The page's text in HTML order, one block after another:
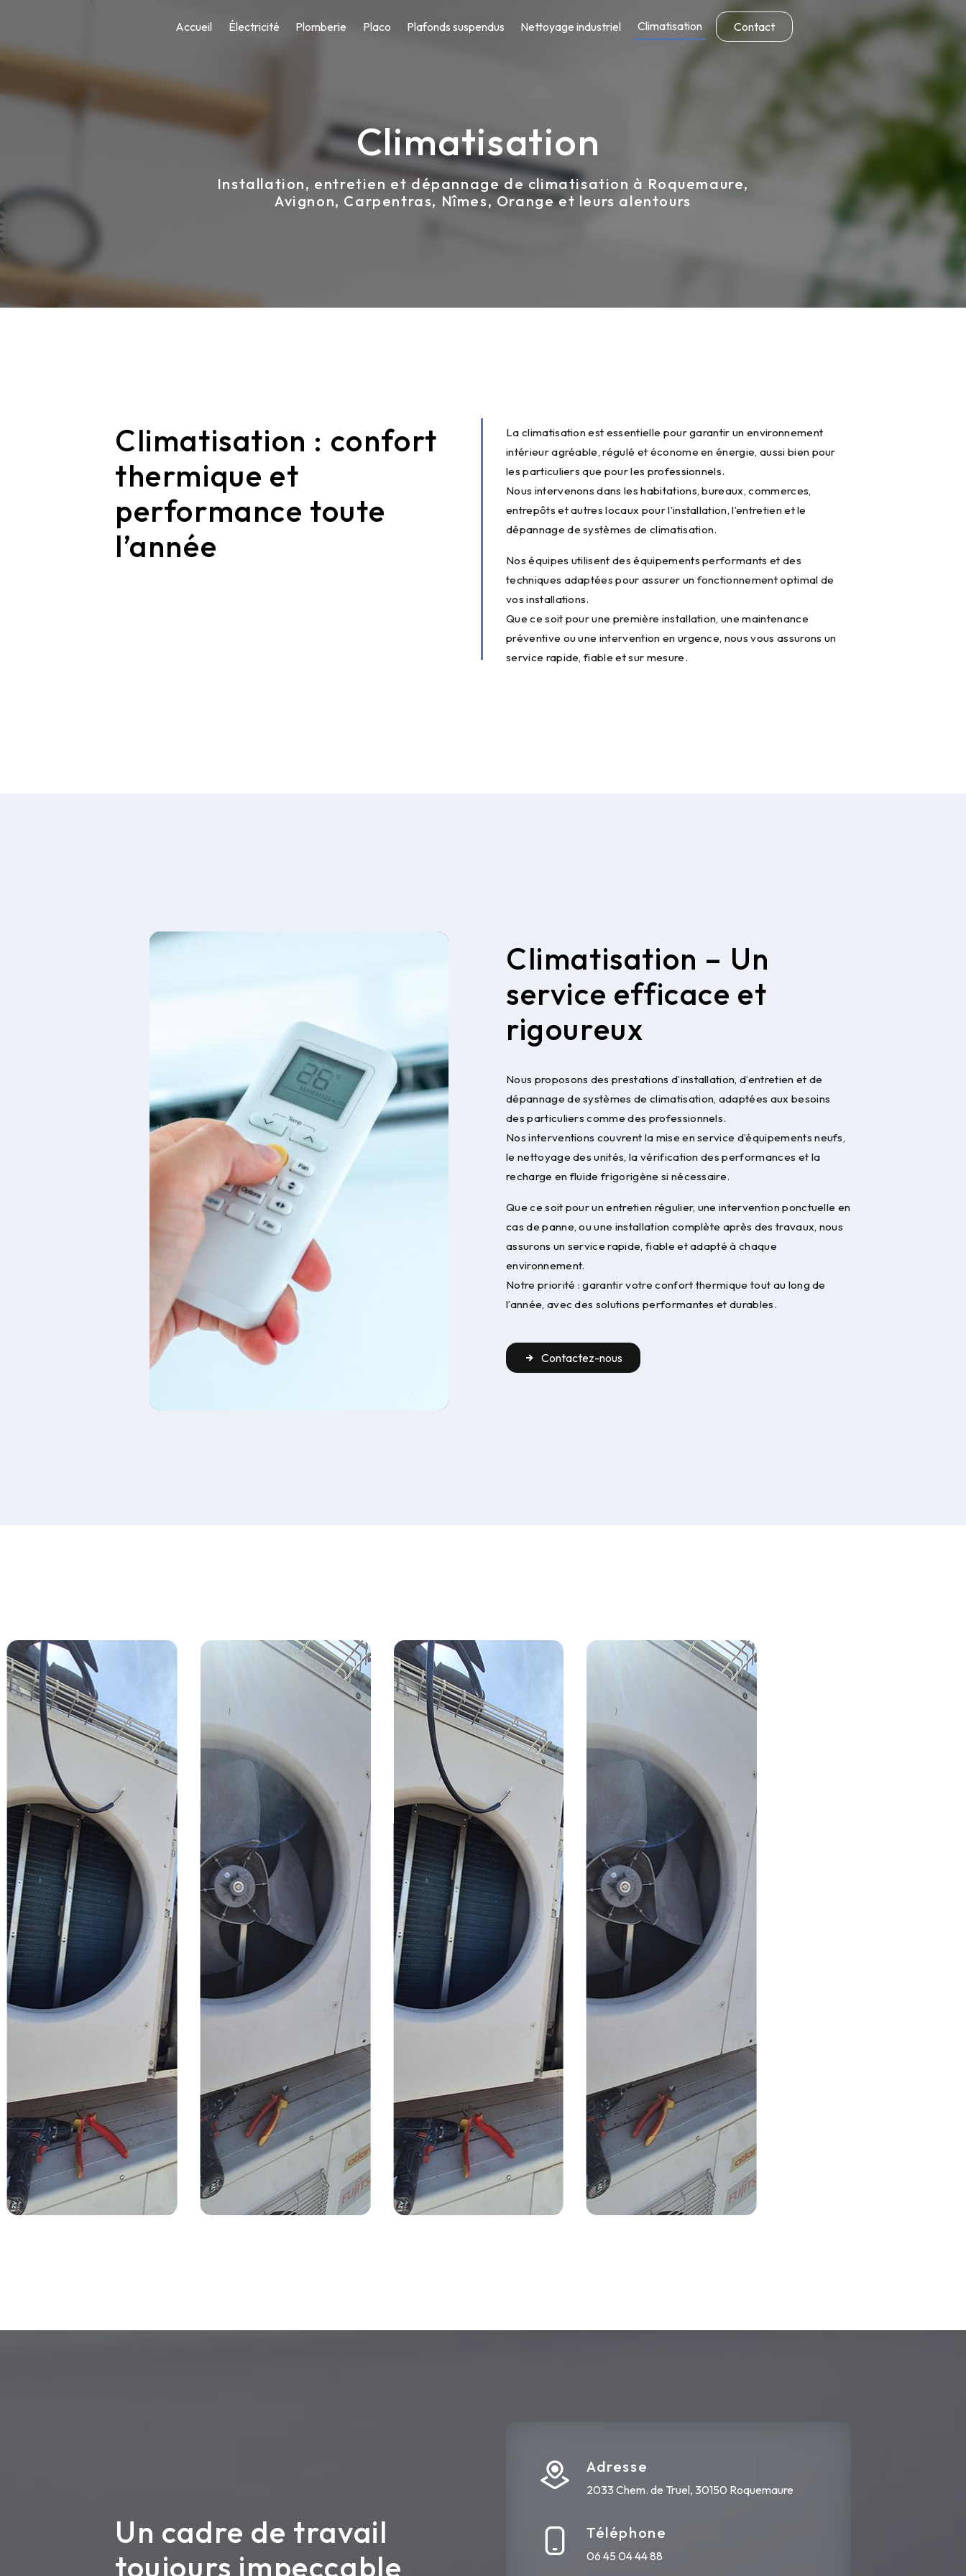
Accueil Électricité Plomberie Placo Plafonds suspendus Nettoyage industriel Climatisation Contact
Climatisation
Installation, entretien et dépannage de climatisation à Roquemaure,
Avignon, Carpentras, Nîmes, Orange et leurs alentours
Climatisation : confort
thermique et
performance toute
l’année
La climatisation est essentielle pour garantir un environnement
intérieur agréable, régulé et économe en énergie, aussi bien pour
les particuliers que pour les professionnels.
Nous intervenons dans les habitations, bureaux, commerces,
entrepôts et autres locaux pour l’installation, l’entretien et le
dépannage de systèmes de climatisation.
Nos équipes utilisent des équipements performants et des
techniques adaptées pour assurer un fonctionnement optimal de
vos installations.
Que ce soit pour une première installation, une maintenance
préventive ou une intervention en urgence, nous vous assurons un
service rapide, fiable et sur mesure.
Climatisation – Un
service efficace et
rigoureux
Nous proposons des prestations d’installation, d’entretien et de
dépannage de systèmes de climatisation, adaptées aux besoins
des particuliers comme des professionnels.
Nos interventions couvrent la mise en service d’équipements neufs,
le nettoyage des unités, la vérification des performances et la
recharge en fluide frigorigène si nécessaire.
Que ce soit pour un entretien régulier, une intervention ponctuelle en
cas de panne, ou une installation complète après des travaux, nous
assurons un service rapide, fiable et adapté à chaque
environnement.
Notre priorité : garantir votre confort thermique tout au long de
l’année, avec des solutions performantes et durables.
Contactez-nous
Un cadre de travail
toujours impeccable
Adresse
2033 Chem. de Truel, 30150 Roquemaure
Téléphone
06 45 04 44 88